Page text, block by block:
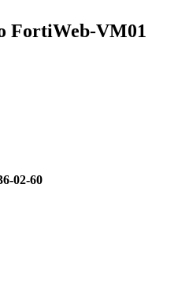
FortiWeb-VM01
02-60